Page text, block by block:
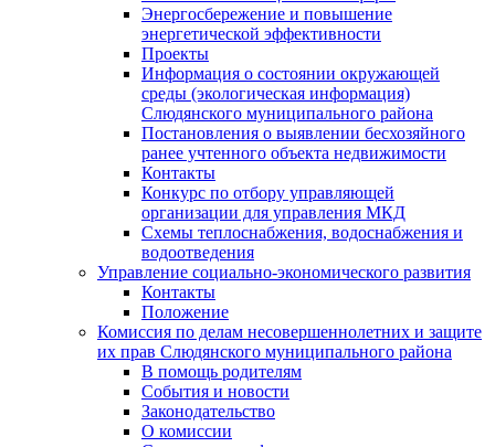
Энергосбережение и повышение
энергетической эффективности
Проекты
Информация о состоянии окружающей
среды (экологическая информация)
Слюдянского муниципального района
Постановления о выявлении бесхозяйного
ранее учтенного объекта недвижимости
Контакты
Конкурс по отбору управляющей
организации для управления МКД
Схемы теплоснабжения, водоснабжения и
водоотведения
Управление социально-экономического развития
Контакты
Положение
Комиссия по делам несовершеннолетних и защите
их прав Слюдянского муниципального района
В помощь родителям
События и новости
Законодательство
О комиссии